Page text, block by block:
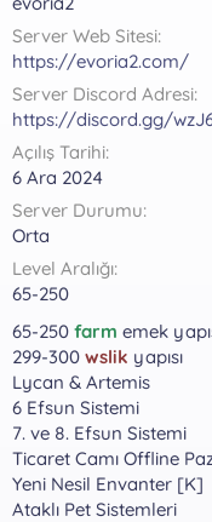
Server Web Sitesi
https://evoria2.com/
Server Discord Adresi
https://discord.gg/
Açılış Tarihi
6 Ara 2024
Server Durumu
Orta
Level Aralığı
65-250
65-250 farm emek
299-300 wslik yapısı
Lycan & Artemis
6 Efsun Sistemi
7. ve 8. Efsun Sistemi
Ticaret Camı Offline
Yeni Nesil Envanter [K]
Ataklı Pet Sistemleri